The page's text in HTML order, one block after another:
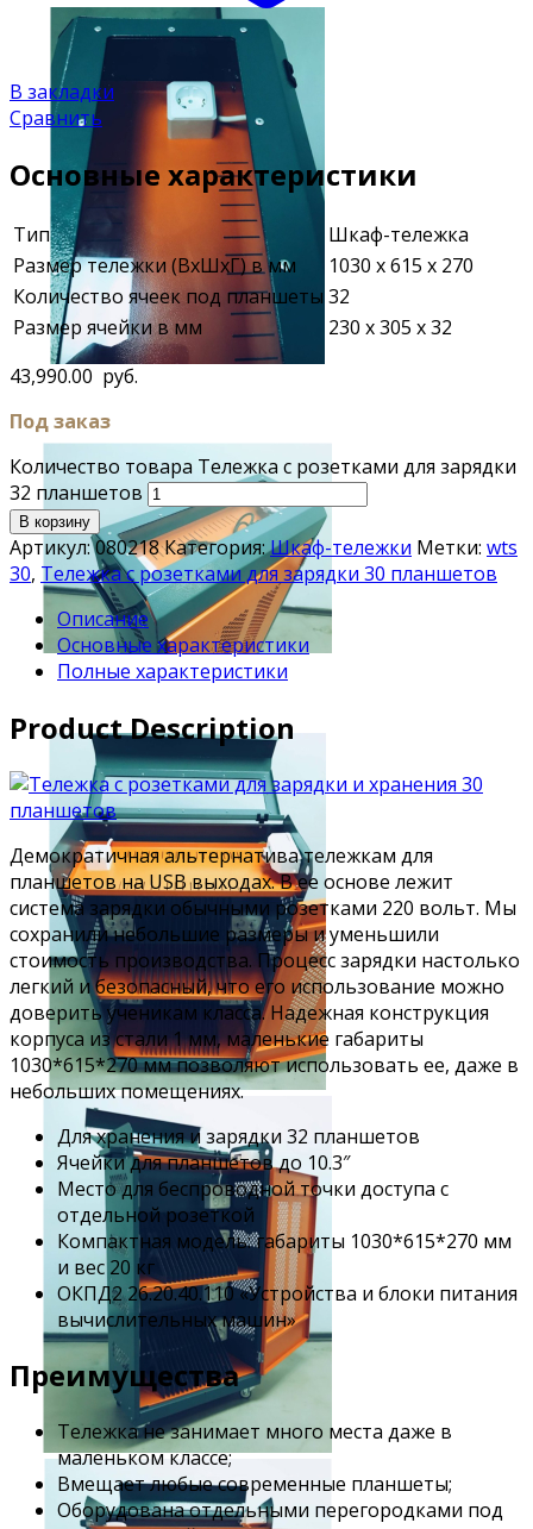
В закладки
Сравнить
Основные характеристики
Тип
Шкаф-тележка
Размер тележки (ВхШхГ) в мм
1030 х 615 х 270
Количество ячеек под планшеты 32
Размер ячейки в мм
230 х 305 х 32
43,990.00 руб.
Под заказ
Количество товара Тележка с розетками для зарядки
32 планшетов
В корзину
Артикул:080218Категория:Шкаф-тележки Метки: wts
30, Тележка с розетками для зарядки 30 планшетов
Описание
Основные характеристики
Полные характеристики
Product Description
Демократичная альтернатива тележкам для
планшетов на USB выходах. В ее основе лежит
система зарядки обычными розетками 220 вольт. Мы
сохранили небольшие размеры и уменьшили
стоимость производства. Процесс зарядки настолько
легкий и безопасный, что его использование можно
доверить ученикам класса. Надежная конструкция
корпуса из стали 1 мм, маленькие габариты
1030*615*270 мм позволяют использовать ее, даже в
небольших помещениях.
Для хранения и зарядки 32 планшетов
Ячейки для планшетов до 10.3″
Место для беспроводной точки доступа с
отдельной розеткой
Компактная модель: габариты 1030*615*270 мм
и вес 20 кг
ОКПД2 26.20.40.110 «Устройства и блоки питания
вычислительных машин»
Преимущества
Тележка не занимает много места даже в
маленьком классе;
Вмещает любые современные планшеты;
Оборудована отдельными перегородками под